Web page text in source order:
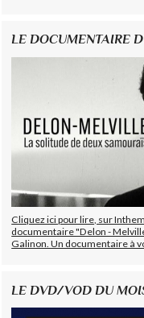
LE DOCUMENTAIRE
Cliquez ici pour lire, sur
documentaire "Delon -
Galinon. Un documentaire à
LE DVD/VOD DU